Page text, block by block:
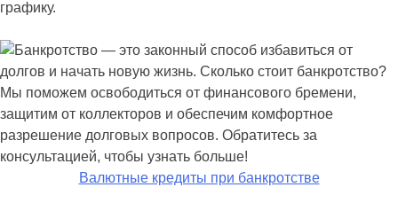
графику.
Валютные кредиты при банкротстве